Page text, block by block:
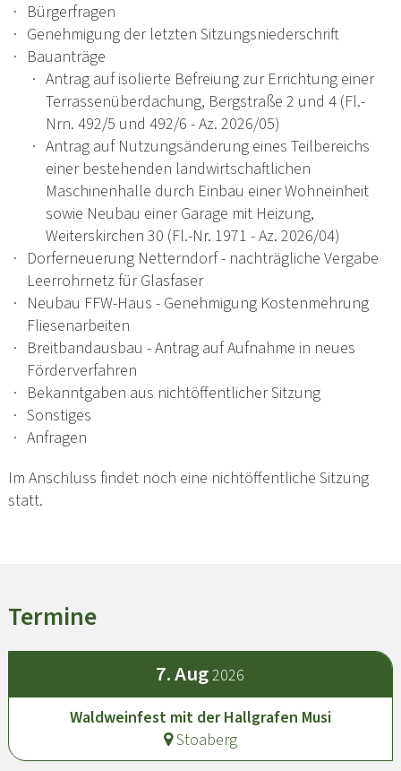
Bürgerfragen
Genehmigung der letzten Sitzungsniederschrift
Bauanträge
Antrag auf isolierte Befreiung zur Errichtung einer
Terrassenüberdachung, Bergstraße 2 und 4 (Fl.-
Nrn. 492/5 und 492/6 - Az. 2026/05)
Antrag auf Nutzungsänderung eines Teilbereichs
einer bestehenden landwirtschaftlichen
Maschinenhalle durch Einbau einer Wohneinheit
sowie Neubau einer Garage mit Heizung,
Weiterskirchen 30 (Fl.-Nr. 1971 - Az. 2026/04)
Dorferneuerung Netterndorf - nachträgliche Vergabe
Leerrohrnetz für Glasfaser
Neubau FFW-Haus - Genehmigung Kostenmehrung
Fliesenarbeiten
Breitbandausbau - Antrag auf Aufnahme in neues
Förderverfahren
Bekanntgaben aus nichtöffentlicher Sitzung
Sonstiges
Anfragen
Im Anschluss findet noch eine nichtöffentliche Sitzung
statt.
Termine
7.Aug2026
Waldweinfest mit der Hallgrafen Musi
Stoaberg